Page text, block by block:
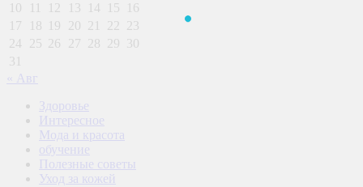
10
12 13 14 15
16
17
18 19 20 21 22 23
24
25 26 27 28 29
30
31
« Авг
Здоровье
Интересное
Мода и красота
обучение
Полезные советы
Уход за кожей